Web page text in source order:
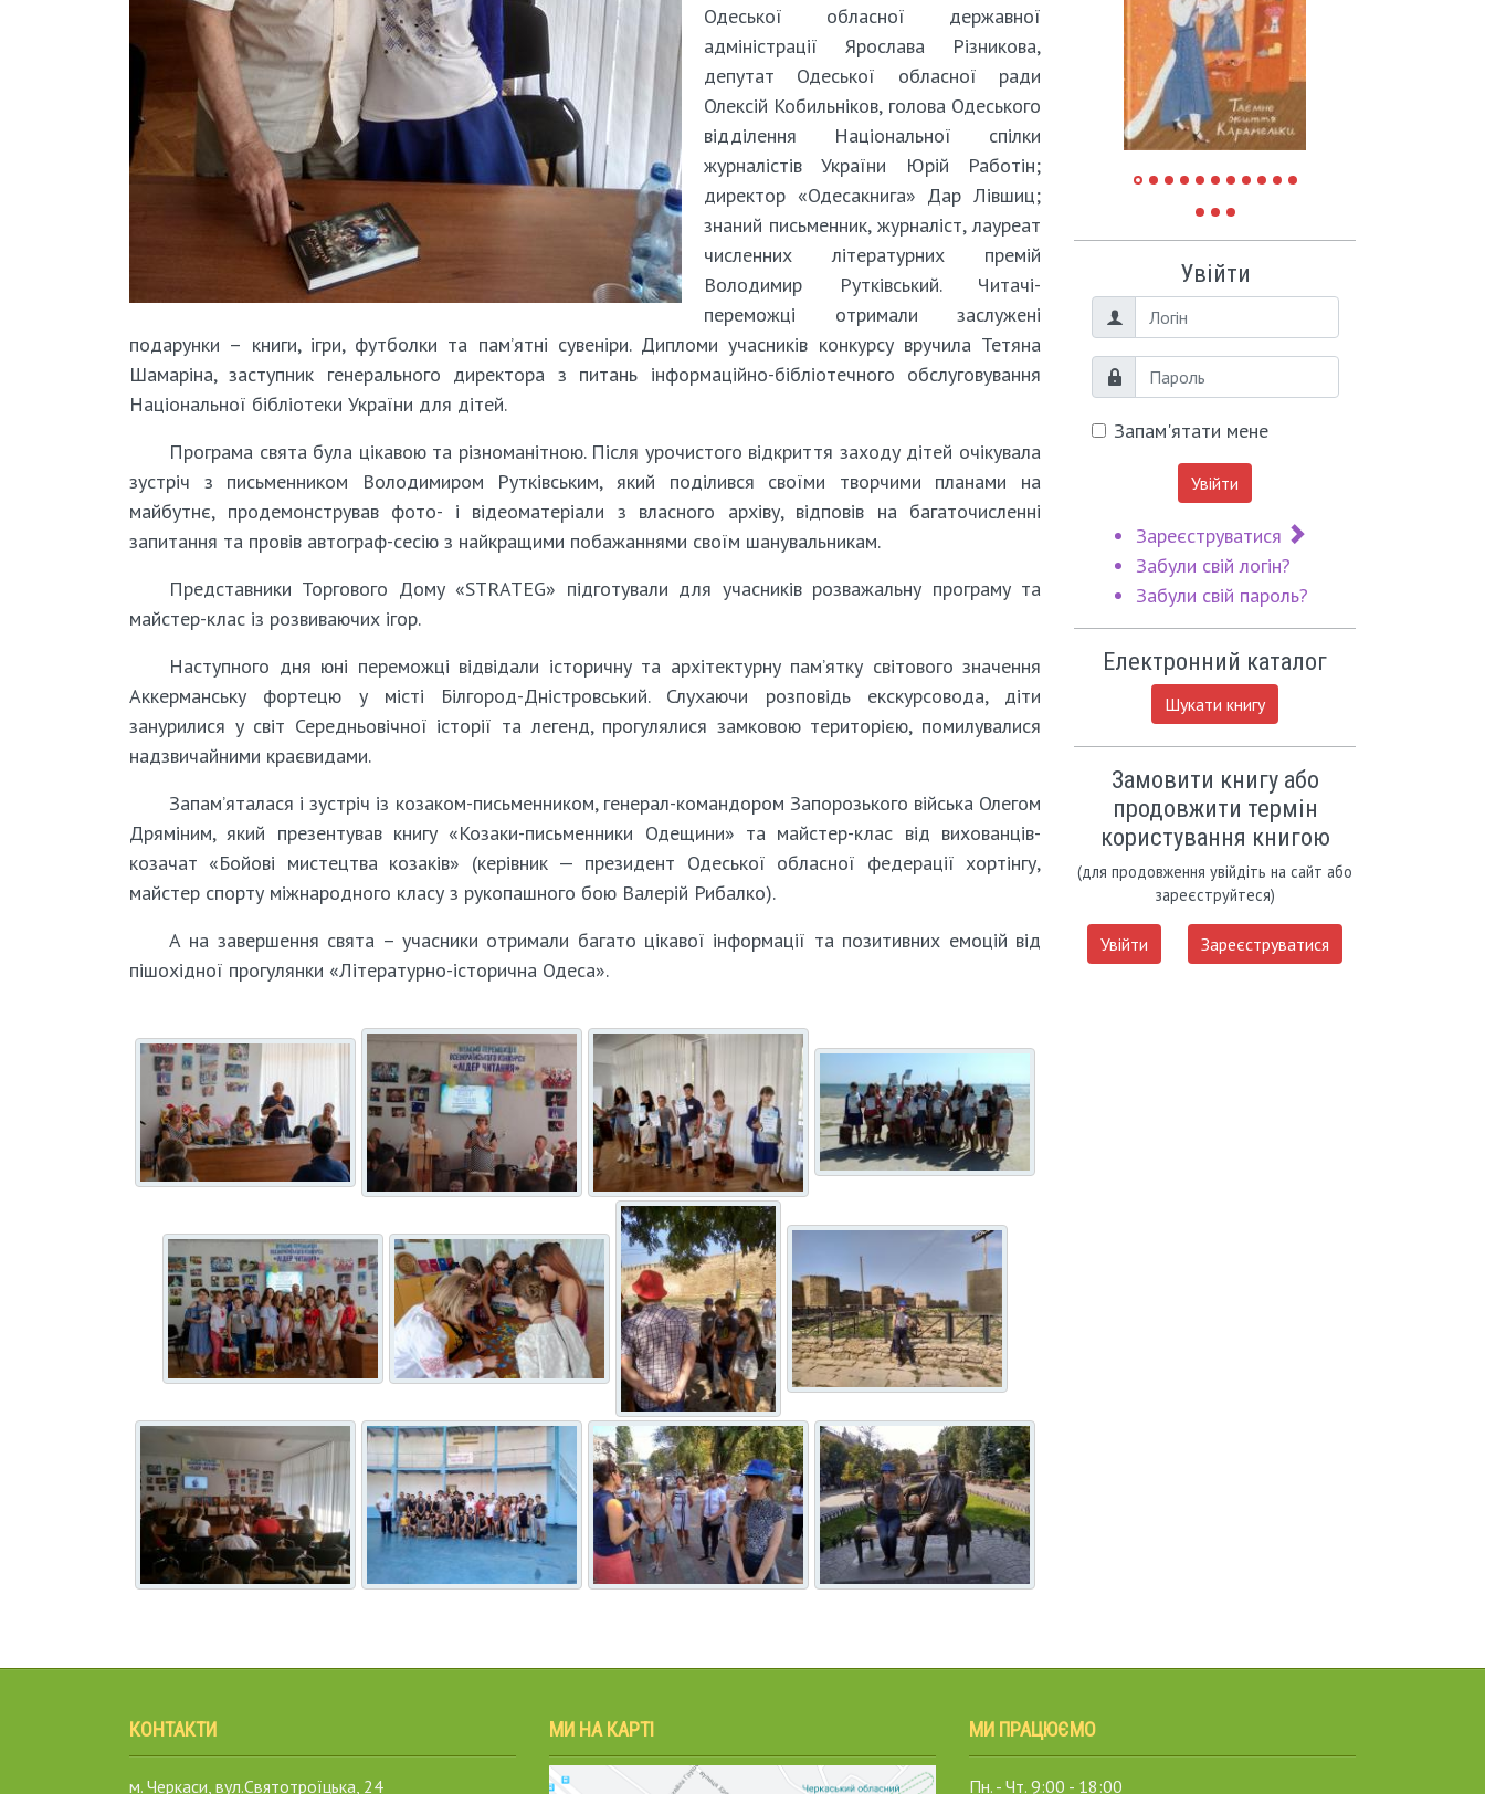
Одеської обласної державної
адміністрації Ярослава Різникова,
депутат Одеської обласної ради
Олексій Кобильніков, голова Одеського
відділення Національної спілки
журналістів України Юрій Работін;
директор «Одесакнига» Дар Лівшиц;
знаний письменник, журналіст, лауреат
численних літературних премій
Володимир Рутківський. Читачі-
переможці отримали заслужені
подарунки – книги, ігри, футболки та пам’ятні сувеніри. Дипломи учасників конкурсу вручила Тетяна
Шамаріна, заступник генерального директора з питань інформаційно-бібліотечного обслуговування
Національної бібліотеки України для дітей.
Програма свята була цікавою та різноманітною. Після урочистого відкриття заходу дітей очікувала
зустріч з письменником Володимиром Рутківським, який поділився своїми творчими планами на
майбутнє, продемонстрував фото- і відеоматеріали з власного архіву, відповів на багаточисленні
запитання та провів автограф-сесію з найкращими побажаннями своїм шанувальникам.
Представники Торгового Дому «STRATEG» підготували для учасників розважальну програму та
майстер-клас із розвиваючих ігор.
Наступного дня юні переможці відвідали історичну та архітектурну пам’ятку світового значення
Аккерманську фортецю у місті Білгород-Дністровський. Слухаючи розповідь екскурсовода, діти
занурилися у світ Середньовічної історії та легенд, прогулялися замковою територією, помилувалися
надзвичайними краєвидами.
Запам’яталася і зустріч із козаком-письменником, генерал-командором Запорозького війська Олегом
Дряміним, який презентував книгу «Козаки-письменники Одещини» та майстер-клас від вихованців-
козачат «Бойові мистецтва козаків» (керівник — президент Одеської обласної федерації хортінгу,
майстер спорту міжнародного класу з рукопашного бою Валерій Рибалко).
А на завершення свята – учасники отримали багато цікавої інформації та позитивних емоцій від
пішохідної прогулянки «Літературно-історична Одеса».
Увійти
Логін
Пароль
Запам'ятати мене
Увійти
Зареєструватися
Забули свій логін?
Забули свій пароль?
Електронний каталог
Шукати книгу
Замовити книгу або
продовжити термін
користування книгою
(для продовження увійдіть на сайт або
зареєструйтеся)
Увійти Зареєструватися
КОНТАКТИ
м. Черкаси, вул.Святотроїцька, 24
МИ НА КАРТІ МИ ПРАЦЮЄМО
Пн. - Чт. 9:00 - 18:00